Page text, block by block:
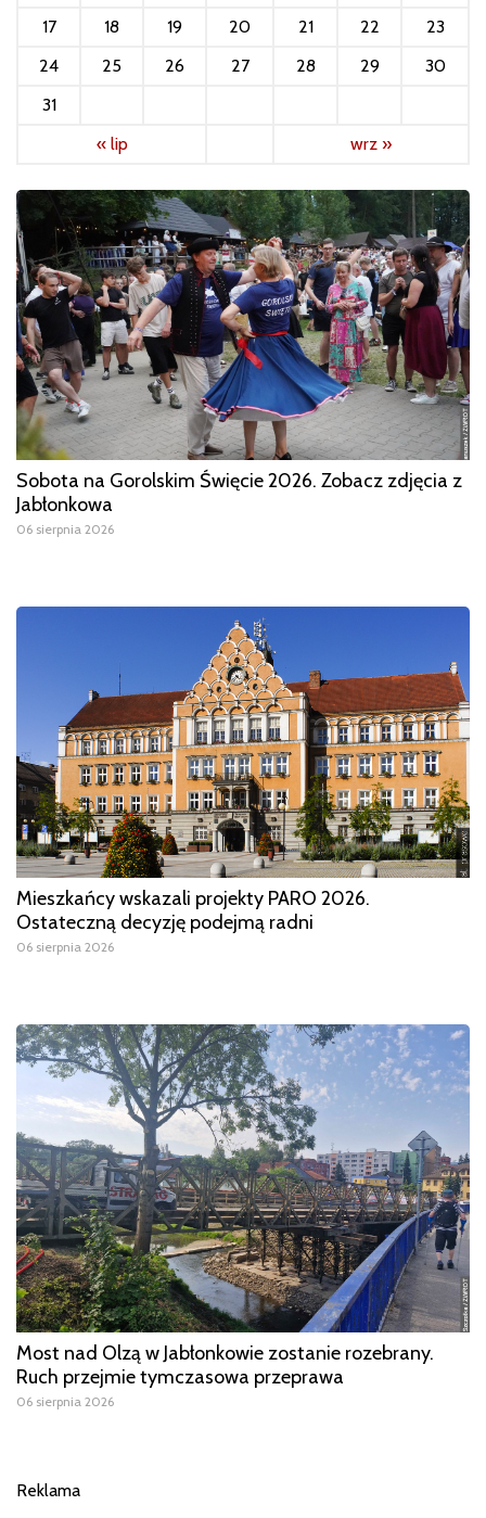
17
18 19 20 21 22
23
24
25 26 27 28 29
30
31
« lip
wrz »
Sobota na Gorolskim Święcie 2026. Zobacz zdjęcia z
Jabłonkowa
06 sierpnia 2026
Mieszkańcy wskazali projekty PARO 2026.
Ostateczną decyzję podejmą radni
06 sierpnia 2026
Most nad Olzą w Jabłonkowie zostanie rozebrany.
Ruch przejmie tymczasowa przeprawa
06 sierpnia 2026
Reklama